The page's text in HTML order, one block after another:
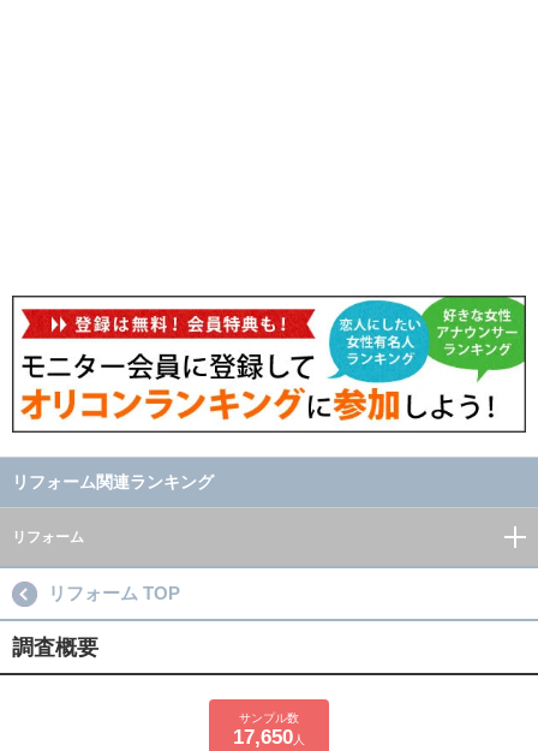
リフォーム関連ランキング
リフォーム
リフォーム TOP
調査概要
サンプル数
17,650 人